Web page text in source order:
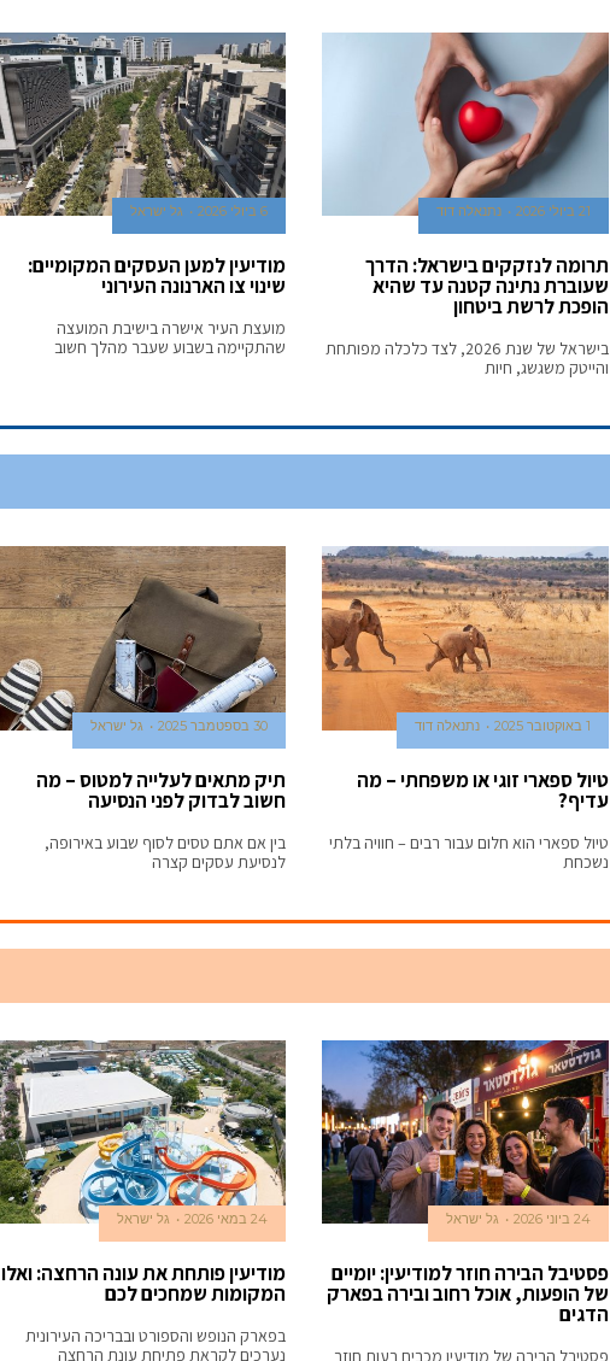
21 ביולי 2026 נתנאלה דוד
תרומה לנזקקים בישראל: הדרך
שעוברת נתינה קטנה עד שהיא
הופכת לרשת ביטחון
בישראל של שנת 2026, לצד כלכלה מפותחת
והייטק משגשג, חיות
6 ביולי 2026 גל ישראל
מודיעין למען העסקים המקומיים:
שינוי צו הארנונה העירוני
מועצת העיר אישרה בישיבת המועצה
שהתקיימה בשבוע שעבר מהלך חשוב
1 באוקטובר 2025 נתנאלה דוד
טיול ספארי זוגי או משפחתי – מה
עדיף?
טיול ספארי הוא חלום עבור רבים – חוויה בלתי
נשכחת
30 בספטמבר 2025 גל ישראל
תיק מתאים לעלייה למטוס – מה
חשוב לבדוק לפני הנסיעה
בין אם אתם טסים לסוף שבוע באירופה,
לנסיעת עסקים קצרה
24 ביוני 2026 גל ישראל
פסטיבל הבירה חוזר למודיעין: יומיים
של הופעות, אוכל רחוב ובירה בפארק
הדגים
פסטיבל הבירה של מודיעין מכבים רעות חוזר
24 במאי 2026 גל ישראל
מודיעין פותחת את עונה הרחצה: ואלו
המקומות שמחכים לכם
בפארק הנופש והספורט ובבריכה העירונית
נערכים לקראת פתיחת עונת הרחצה